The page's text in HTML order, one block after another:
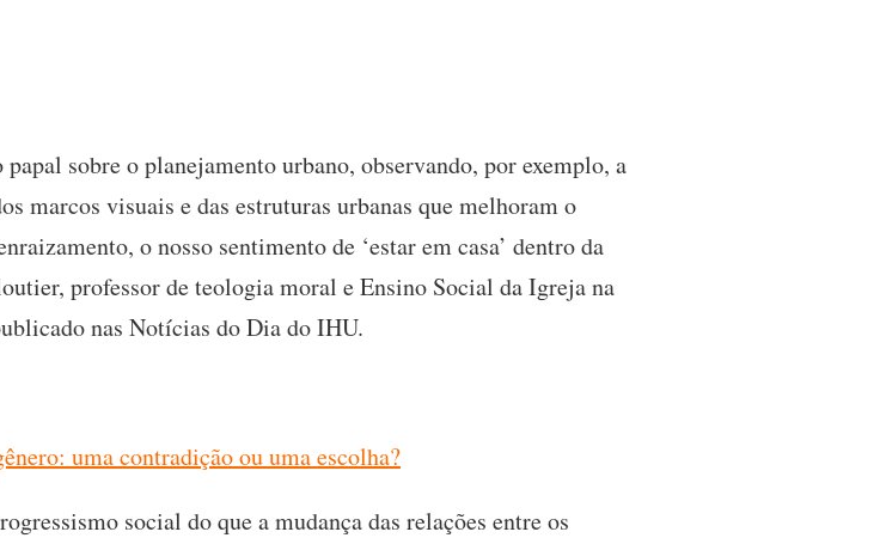
sobre o planejamento urbano, observando, por exemplo, a
marcos visuais e das estruturas urbanas que melhoram o
o nosso sentimento de ‘estar em casa’ dentro da
professor de teologia moral e Ensino Social da Igreja na
nas Notícias do Dia do IHU.
uma contradição ou uma escolha?
social do que a mudança das relações entre os